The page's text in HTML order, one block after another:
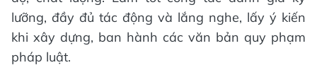
lưỡng, đầy đủ tác động và lắng nghe, lấy ý kiến
khi xây dựng, ban hành các văn bản quy phạm
pháp luật.